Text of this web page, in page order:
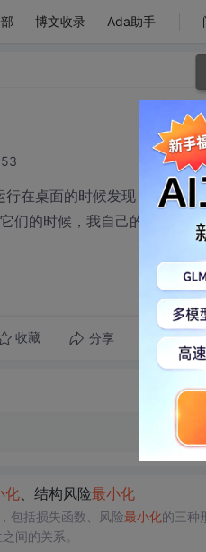
博文收录 Ada助手
在桌面的时候发现，不论我
们的时候，我自己的窗口1也
收藏 分享 转发到
化、结构风险最小化
包括损失函数、风险最小化的三种
间的关系。